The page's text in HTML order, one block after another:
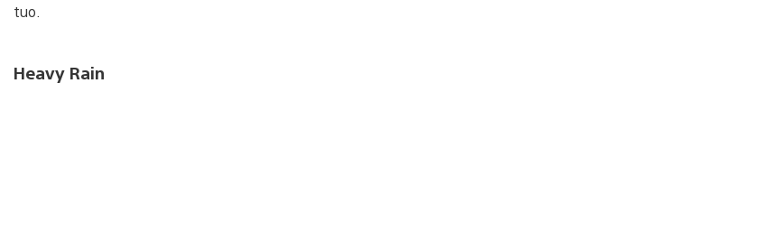
tuo.
Heavy Rain